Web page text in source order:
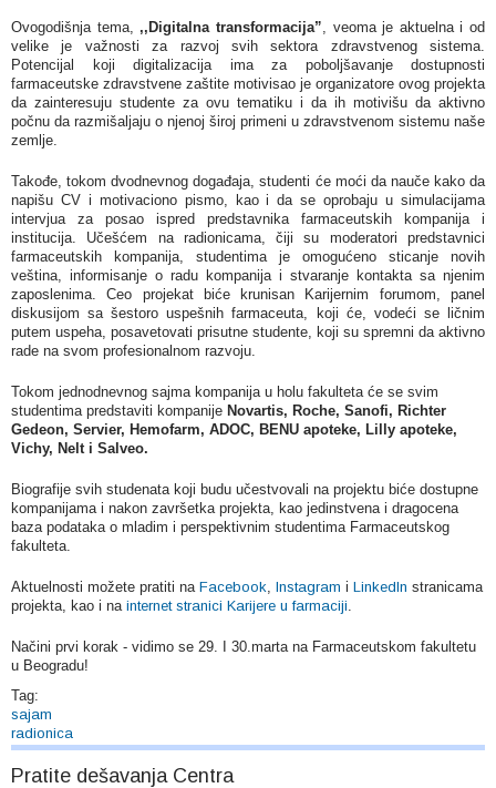
Ovogodišnja tema, ,,Digitalna transformacija”, veoma je aktuelna i od
velike je važnosti za razvoj svih sektora zdravstvenog sistema.
Potencijal koji digitalizacija ima za poboljšavanje dostupnosti
farmaceutske zdravstvene zaštite motivisao je organizatore ovog projekta
da zainteresuju studente za ovu tematiku i da ih motivišu da aktivno
počnu da razmišaljaju o njenoj široj primeni u zdravstvenom sistemu naše
zemlje.
Takođe, tokom dvodnevnog događaja, studenti će moći da nauče kako da
napišu CV i motivaciono pismo, kao i da se oprobaju u simulacijama
intervjua za posao ispred predstavnika farmaceutskih kompanija i
institucija. Učešćem na radionicama, čiji su moderatori predstavnici
farmaceutskih kompanija, studentima je omogućeno sticanje novih
veština, informisanje o radu kompanija i stvaranje kontakta sa njenim
zaposlenima. Ceo projekat biće krunisan Karijernim forumom, panel
diskusijom sa šestoro uspešnih farmaceuta, koji će, vodeći se ličnim
putem uspeha, posavetovati prisutne studente, koji su spremni da aktivno
rade na svom profesionalnom razvoju.
Tokom jednodnevnog sajma kompanija u holu fakulteta će se svim
studentima predstaviti kompanije Novartis, Roche, Sanofi, Richter
Gedeon, Servier, Hemofarm, ADOC, BENU apoteke, Lilly apoteke,
Vichy, Nelt i Salveo.
Biografije svih studenata koji budu učestvovali na projektu biće dostupne
kompanijama i nakon završetka projekta, kao jedinstvena i dragocena
baza podataka o mladim i perspektivnim studentima Farmaceutskog
fakulteta.
Aktuelnosti možete pratiti na Facebook, Instagram i LinkedIn stranicama
projekta, kao i na internet stranici Karijere u farmaciji.
Načini prvi korak - vidimo se 29. I 30.marta na Farmaceutskom fakultetu
u Beogradu!
Tag:
sajam
radionica
Pratite dešavanja Centra